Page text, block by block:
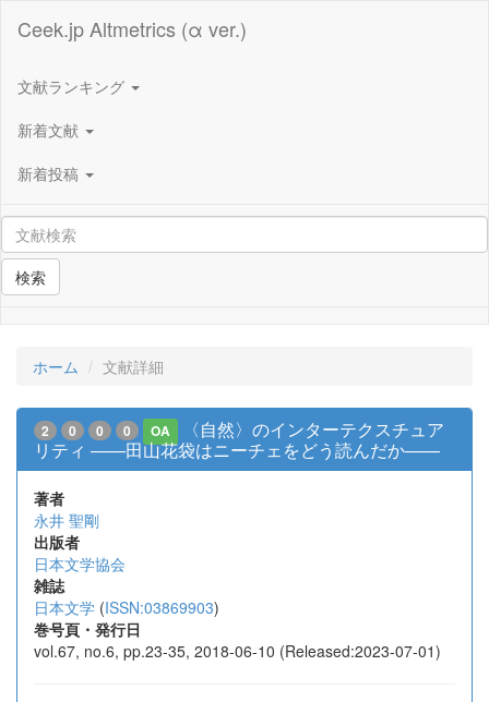
Ceek.jp Altmetrics (α ver.)
文献ランキング
新着文献
新着投稿
検索
ホーム 文献詳細
2 0 0 0 OA
〈自然〉のインターテクスチュア
リティ ――田山花袋はニーチェをどう読んだか――
著者
永井 聖剛
出版者
日本文学協会
雑誌
日本文学 (ISSN:03869903)
巻号頁・発行日
vol.67, no.6, pp.23-35, 2018-06-10 (Released:2023-07-01)